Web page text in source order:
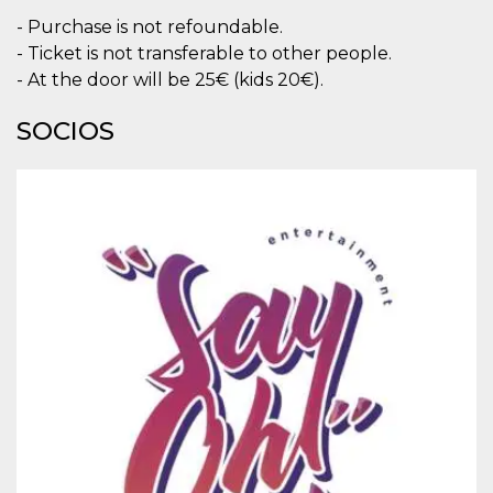
- Purchase is not refoundable.
- Ticket is not transferable to other people.
- At the door will be 25€ (kids 20€).
SOCIOS
Declaración de almacenamiento
Tipo de
almacenamiento
Descripción
fbssls_314278995690155
Almacenamiento
de sesión
wpEmojiSettingsSupports
Almacenamiento
de sesión
Almacenamiento
local